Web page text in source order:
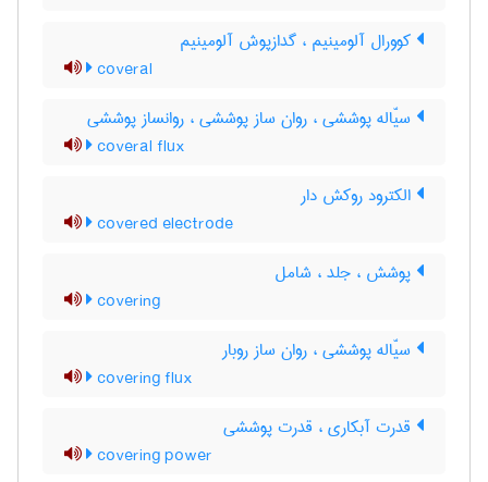
کوورال آلومینیم ، گدازپوش آلومینیم
coveral
سیّاله پوششی ، روان ساز پوششی ، روانساز پوششی
coveral flux
الکترود روکش دار
covered electrode
پوشش ، جلد ، شامل
covering
سیّاله پوششی ، روان ساز روبار
covering flux
قدرت آبکاری ، قدرت پوششی
covering power